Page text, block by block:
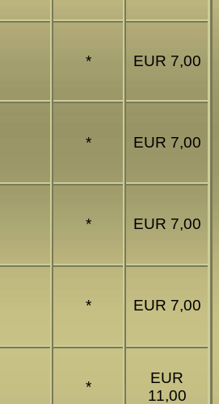
* EUR 7,00
* EUR 7,00
* EUR 7,00
* EUR 7,00
*
EUR
11,00